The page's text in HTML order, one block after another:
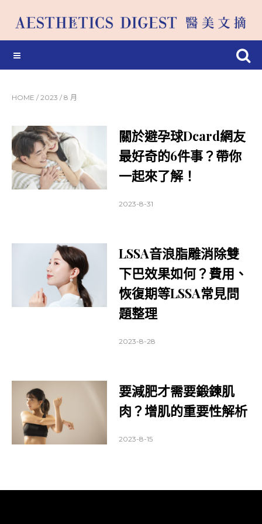
HOME / 2023 / 8 月
關於避孕球Dcard網友
最好奇的6件事？帶你
一起來了解！
2023-8-31
LSSA音浪脂雕消除雙
下巴效果如何？費用、
恢復期等LSSA常見問
題整理
2023-8-28
要減肥才需要鍛鍊肌
肉？增肌的重要性解析
2023-8-15